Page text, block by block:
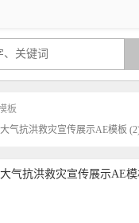
板
气抗洪救灾宣传展示AE模板
气抗洪救灾宣传展示AE